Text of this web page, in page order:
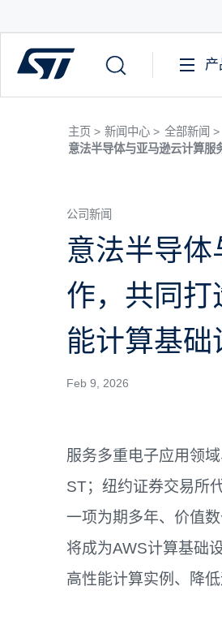
产
主页 > 新闻中心 > 全部新闻 >
意法半导体与亚马逊云计算服
公司新闻
意法半导
作，共同
能计算基础
Feb 9, 2026
服务多重电子应用领
ST；纽约证券交易所
一项为期多年、价值
将成为AWS计算基础
高性能计算实例、降